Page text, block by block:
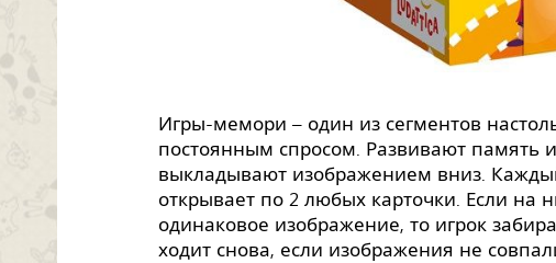
Игры-мемори – один из сегментов
постоянным спросом. Развивают память
выкладывают изображением вниз.
открывает по 2 любых карточки. Если на
одинаковое изображение, то игрок
ходит снова, если изображения не